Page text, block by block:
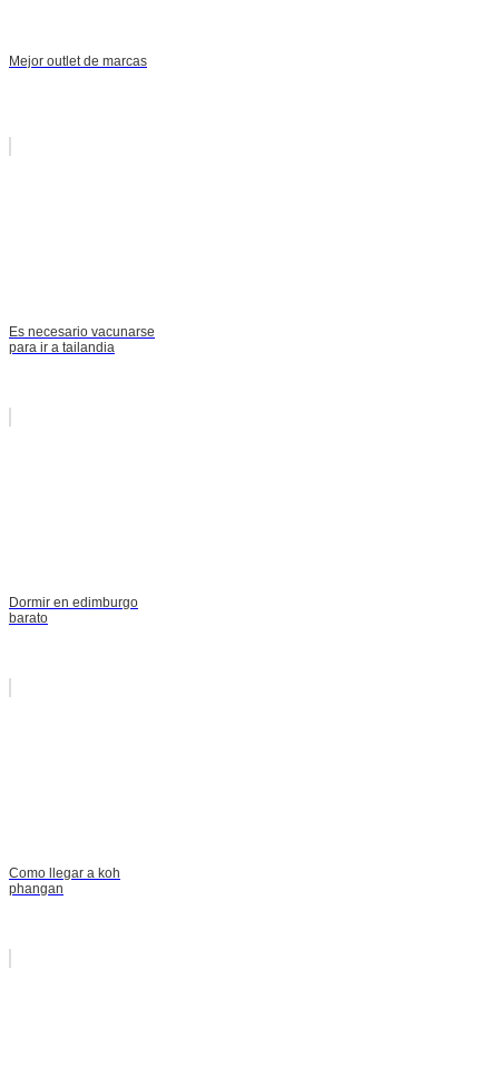
Mejor outlet de marcas
Es necesario vacunarse
para ir a tailandia
Dormir en edimburgo
barato
Como llegar a koh
phangan